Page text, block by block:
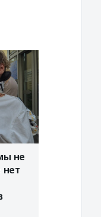
не
нет